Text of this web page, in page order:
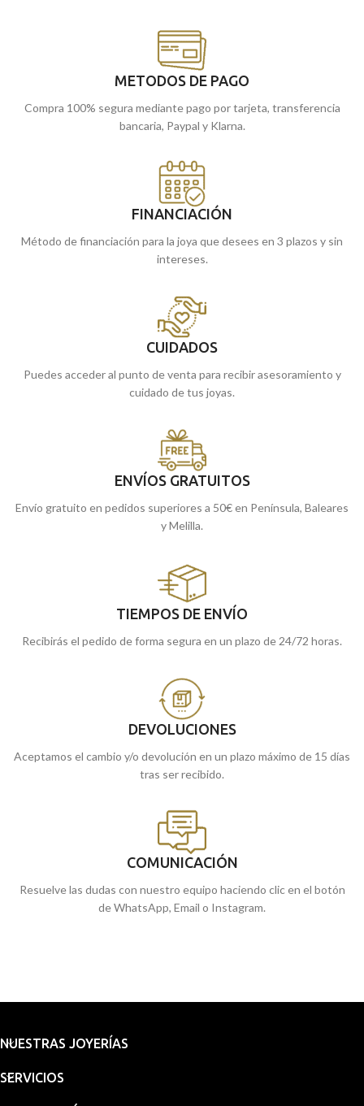
METODOS DE PAGO
Compra 100% segura mediante pago por tarjeta, transferencia
bancaria, Paypal y Klarna.
FINANCIACIÓN
Método de financiación para la joya que desees en 3 plazos y sin
intereses.
CUIDADOS
Puedes acceder al punto de venta para recibir asesoramiento y
cuidado de tus joyas.
ENVÍOS GRATUITOS
Envío gratuito en pedidos superiores a 50€ en Península, Baleares
y Melilla.
TIEMPOS DE ENVÍO
Recibirás el pedido de forma segura en un plazo de 24/72 horas.
DEVOLUCIONES
Aceptamos el cambio y/o devolución en un plazo máximo de 15 días
tras ser recibido.
COMUNICACIÓN
Resuelve las dudas con nuestro equipo haciendo clic en el botón
de WhatsApp, Email o Instagram.
NUESTRAS JOYERÍAS
SERVICIOS